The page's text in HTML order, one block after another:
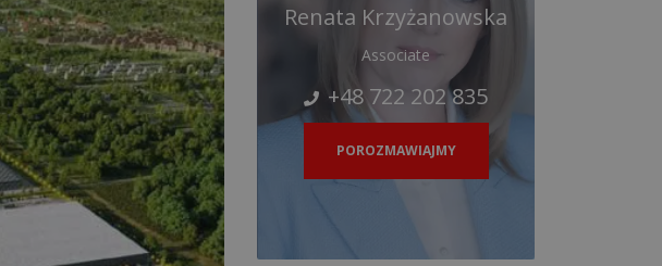
Renata Krzyżanowska
Associate
+48 722 202 835
POROZMAWIAJMY